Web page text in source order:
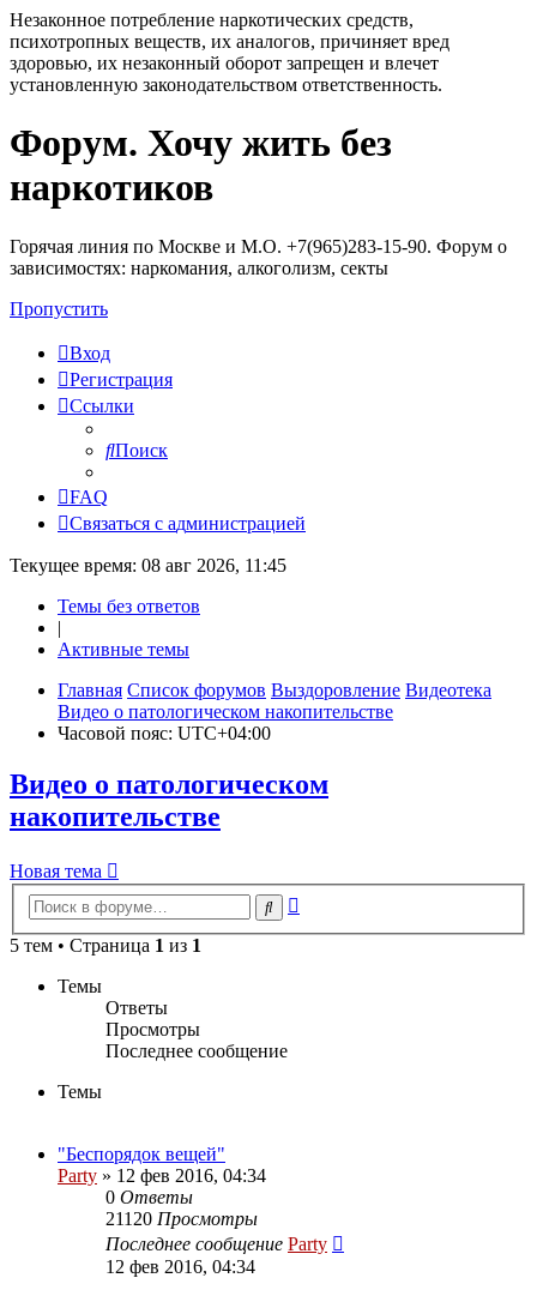
Незаконное потребление наркотических средств,
психотропных веществ, их аналогов, причиняет вред
здоровью, их незаконный оборот запрещен и влечет
установленную законодательством ответственность.
Регистрация
Форум. Хочу жить без
наркотиков
Горячая линия по Москве и М.О. +7(965)283-15-90. Форум о
зависимостях: наркомания, алкоголизм, секты
Пропустить
Вход
Регистрация
Ссылки
Поиск
FAQ
Связаться с администрацией
Текущее время: 08 авг 2026, 11:45
Темы без ответов
|
Активные темы
Главная Список форумов Выздоровление Видеотека
Видео о патологическом накопительстве
Часовой пояс: UTC+04:00
Видео о патологическом
накопительстве
Новая
тема
Новая тема
Поиск
5 тем • Страница 1 из 1
Темы
Ответы
Просмотры
Последнее сообщение
Темы
"Беспорядок вещей"
Party » 12 фев 2016, 04:34
0 Ответы
21120 Просмотры
Последнее сообщение Party
12 фев 2016, 04:34